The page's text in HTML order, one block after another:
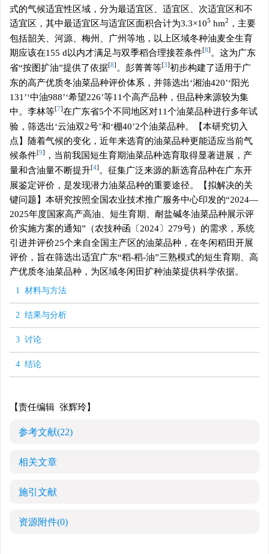
式的气候适宜性区域，分为最适宜区、适宜区、次适宜区和不
适宜区，其中最适宜区与适宜区面积合计为3.3×105 hm2 ，主要
包括韶关、河源、梅州、广州等地，以上区域冬种油麦全生育
期应该在155 d以内才满足与双季稻合理接茬条件[8] 。这为广东
省“按图扩油”提供了依据[8] 。彭菁菁等[3]初步构建了适用于广
东的高产优质冬油菜品种评价体系，并筛选出‘湘油420’‘阳光
131’‘中油988’‘希望226’等11个高产品种，但品种来源较为集
中。李林等[7]在广东省5个不同地区对11个油菜品种进行多年试
验，筛选出‘云油双2号’和‘棚40’2个油菜品种。【本研究切入
点】随着气候的变化，近年来选育的油菜品种更能适应当前气
候条件[9]
，当前我国短生育期油菜品种选育取得显著进展，产
量和含油量不断提升[4] 。征集广泛来源的新选育品种在广东开
展鉴定评价，是发现潜力油菜品种的重要途径。【拟解决的关
键问题】本研究按照全国农业技术推广服务中心印发的“2024—
2025年度国家高产高油、短生育期、耐盐碱冬油菜品种展示评
价实施方案的通知”（农技种函〔2024〕279号）的需求，系统
引进并评价25个来自全国主产区的油菜品种，在冬闲稻田开展
评价，旨在筛选出适宜广东“稻-稻-油”三熟模式的短生育期、高
产优质冬油菜品种，为区域冬闲田扩种油菜提供科学依据。
1 材料与方法
2 结果与分析
3 讨论
4 结论
【责任编辑 张辉玲】
参考文献(22)
相关文章
施引文献
资源附件(0)